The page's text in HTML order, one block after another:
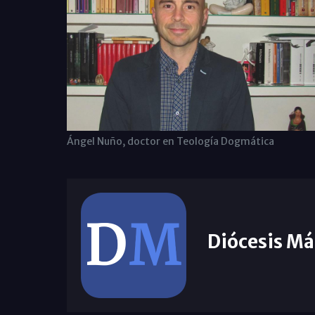
Ángel Nuño, doctor en Teología Dogmática
Diócesis